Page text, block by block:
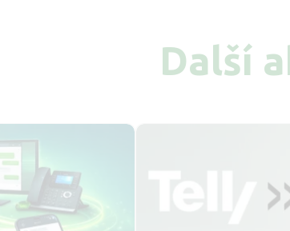
Další